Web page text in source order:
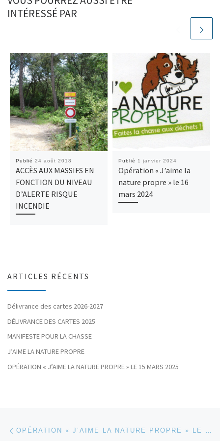
INTÉRESSÉ PAR
Publié 24 août 2018
ACCÈS AUX MASSIFS EN
FONCTION DU NIVEAU
D’ALERTE RISQUE
INCENDIE
Publié 1 janvier 2024
Opération « J’aime la
nature propre » le 16
mars 2024
ARTICLES RÉCENTS
Délivrance des cartes 2026-2027
DÉLIVRANCE DES CARTES 2025
MANIFESTE POUR LA CHASSE
J’AIME LA NATURE PROPRE
OPÉRATION « J’AIME LA NATURE PROPRE » LE 15 MARS 2025
Parcourir les articles OPÉRATION « J’AIME LA NATURE PROPRE » LE 15 MARS 2025